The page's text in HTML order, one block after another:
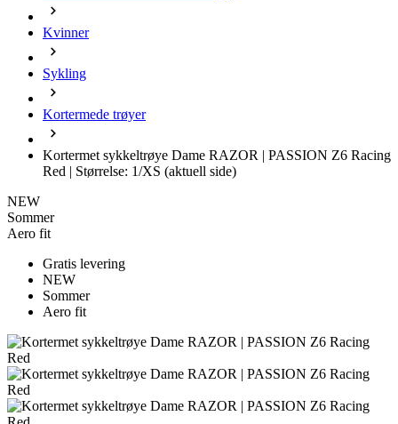
Kvinner
Sykling
Kortermede trøyer
Kortermet sykkeltrøye Dame RAZOR | PASSION Z6 Racing
Red | Størrelse: 1/XS (aktuell side)
NEW
Sommer
Aero fit
Gratis levering
NEW
Sommer
Aero fit